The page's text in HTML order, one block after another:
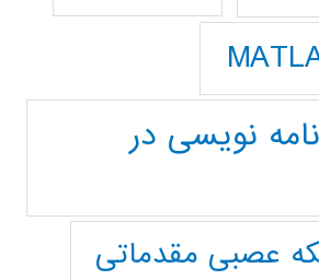
نویسی در
عصبی مقدماتی